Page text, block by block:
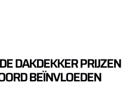
DAKDEKKER PRIJZEN
BEÏNVLOEDEN